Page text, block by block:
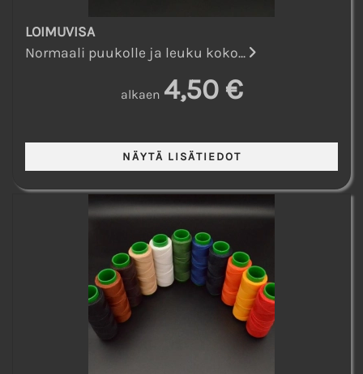
LOIMUVISA
Normaali puukolle ja leuku koko...
alkaen 4,50 €